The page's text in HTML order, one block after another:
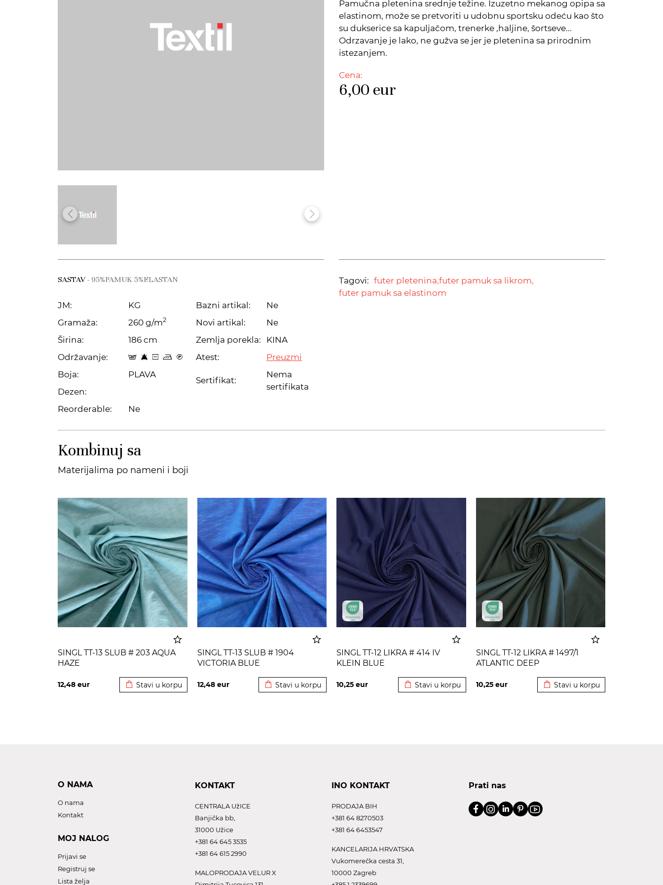
Pamučna pletenina srednje težine. Izuzetno mekanog opipa sa
elastinom, može se pretvoriti u udobnu sportsku odeću kao što
su dukserice sa kapuljačom, trenerke ,haljine, šortseve...
Odrzavanje je lako, ne gužva se jer je pletenina sa prirodnim
istezanjem.
Cena:
6,00 eur
SASTAV- 95%PAMUK 5%ELASTAN
JM:
KG
Gramaža:
260 g/m2
Širina:
186 cm
Održavanje:
t 8 a p C
Boja:
PLAVA
Dezen:
Reorderable:
Ne
Bazni artikal:
Ne
Novi artikal:
Ne
Zemlja porekla:
KINA
Atest:
Preuzmi
Sertifikat:
Nema
sertifikata
Tagovi: futer pletenina,futer pamuk sa likrom,
futer pamuk sa elastinom
Kombinuj sa
Materijalima po nameni i boji
SINGL TT-13 SLUB # 203 AQUA
HAZE
12,48 eur Stavi u korpu
SINGL TT-13 SLUB # 1904
VICTORIA BLUE
12,48 eur Stavi u korpu
SINGL TT-12 LIKRA # 414 IV
KLEIN BLUE
10,25 eur Stavi u korpu
SINGL TT-12 LIKRA # 1497/1
ATLANTIC DEEP
10,25 eur Stavi u korpu
O NAMA
O nama
Kontakt
MOJ NALOG
Prijavi se
Registruj se
Lista želja
KONTAKT
CENTRALA UžICE
Banjička bb,
31000 Užice
+381 64 645 3535
+381 64 615 2990
MALOPRODAJA VELUR X
INO KONTAKT
PRODAJA BIH
+381 64 8270503
+381 64 6453547
KANCELARIJA HRVATSKA
Vukomerečka cesta 31,
10000 Zagreb
Prati nas